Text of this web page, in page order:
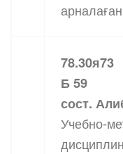
78.30я73
Б 59
сост.
Учебно-